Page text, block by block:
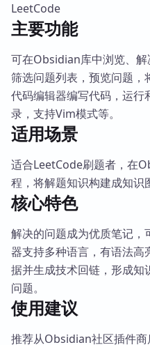
LeetCode
主要功能
可在Obsidian库中浏览、
筛选问题列表，预览问题，
代码编辑器编写代码，运
录，支持Vim模式等。
适用场景
适合LeetCode刷题者，在
程，将解题知识构建成知识
核心特色
解决的问题成为优质笔记
器支持多种语言，有语法高
据并生成技术回链，形成知
问题。
使用建议
推荐从Obsidian社区插件